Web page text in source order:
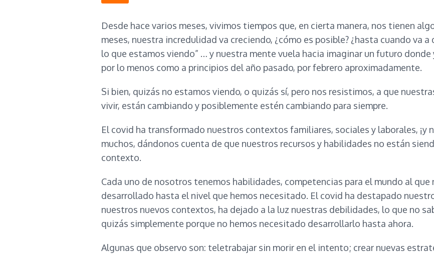
Desde hace varios meses, vivimos tiempos que, en cierta manera, nos tienen
meses, nuestra incredulidad va creciendo, ¿cómo es posible? ¿hasta cuando va a
lo que estamos viendo” … y nuestra mente vuela hacia imaginar un futuro
por lo menos como a principios del año pasado, por febrero aproximadamente.
Si bien, quizás no estamos viendo, o quizás sí, pero nos resistimos, a que
vivir, están cambiando y posiblemente estén cambiando para siempre.
El covid ha transformado nuestros contextos familiares, sociales y laborales, ¡y
muchos, dándonos cuenta de que nuestros recursos y habilidades no están
contexto.
Cada uno de nosotros tenemos habilidades, competencias para el mundo al que
desarrollado hasta el nivel que hemos necesitado. El covid ha destapado
nuestros nuevos contextos, ha dejado a la luz nuestras debilidades, lo que no
quizás simplemente porque no hemos necesitado desarrollarlo hasta ahora.
Algunas que observo son: teletrabajar sin morir en el intento; crear nuevas